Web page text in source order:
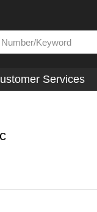
Services